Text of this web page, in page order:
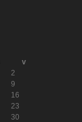
v
2
9
16
23
30